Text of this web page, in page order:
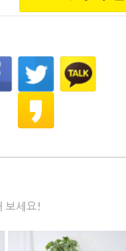
보세요!